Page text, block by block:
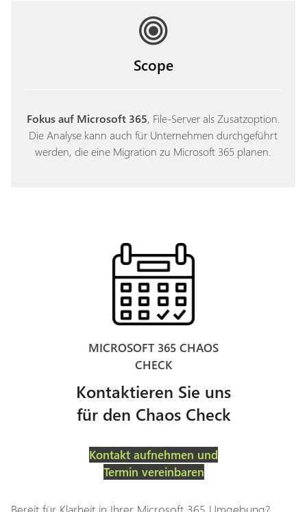
Scope
Fokus auf Microsoft 365, File-Server als Zusatzoption.
Die Analyse kann auch für Unternehmen durchgeführt
werden, die eine Migration zu Microsoft 365 planen.
MICROSOFT 365 CHAOS
CHECK
Kontaktieren Sie uns
für den Chaos Check
Kontakt aufnehmen und
Termin vereinbaren